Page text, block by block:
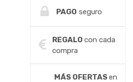
PAGO seguro
REGALOcon cada
compra
MÁS OFERTASen